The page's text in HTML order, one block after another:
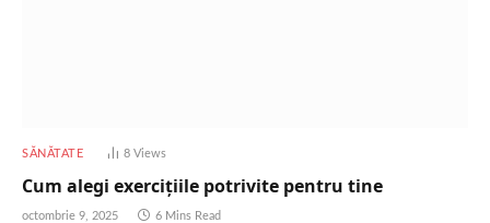
SĂNĂTATE 8Views
Cum alegi exercițiile potrivite pentru tine
octombrie 9, 2025 6 Mins Read